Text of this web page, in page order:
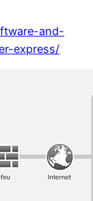
and-
express/